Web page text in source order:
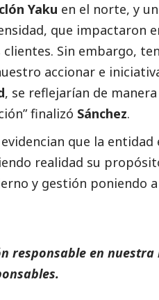
Yaku en el norte, y
que impactaron
Sin embargo,
accionar e
, se reflejarían de
finalizó Sánchez.
que la entidad
realidad su
y gestión poniendo
responsable en